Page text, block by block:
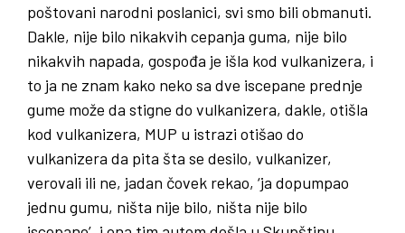
poštovani narodni poslanici, svi smo bili obmanuti.
Dakle, nije bilo nikakvih cepanja guma, nije bilo
nikakvih napada, gospođa je išla kod vulkanizera, i
to ja ne znam kako neko sa dve iscepane prednje
gume može da stigne do vulkanizera, dakle, otišla
kod vulkanizera, MUP u istrazi otišao do
vulkanizera da pita šta se desilo, vulkanizer,
verovali ili ne, jadan čovek rekao, ‘ja dopumpao
jednu gumu, ništa nije bilo, ništa nije bilo